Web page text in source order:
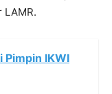
LAMR.
Pimpin IKWI